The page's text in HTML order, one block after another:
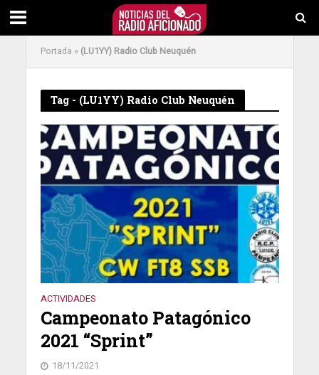
Portada » (LU1YY) Radio Club Neuquén
Tag - (LU1YY) Radio Club Neuquén
ACTIVIDADES
Campeonato Patagónico
2021 “Sprint”
18/11/2021